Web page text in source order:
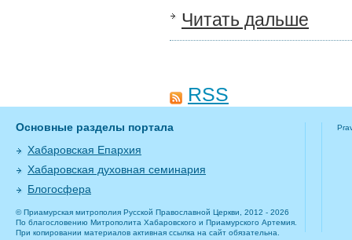
Читать дальше
RSS
Основные разделы портала
Хабаровская Епархия
Хабаровская духовная семинария
Блогосфера
© Приамурская митрополия Русской Православной Церкви, 2012 - 2026
По благословению Митрополита Хабаровского и Приамурского Артемия.
При копировании материалов активная ссылка на сайт обязательна.